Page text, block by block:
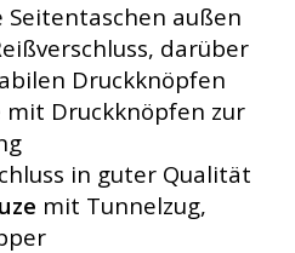
Seitentaschen außen
darüber
Druckknöpfen
mit Druckknöpfen zur
in guter Qualität
mit Tunnelzug,